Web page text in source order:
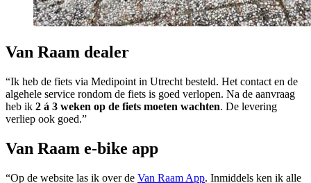
Van Raam dealer
“Ik heb de fiets via Medipoint in Utrecht besteld. Het contact en de
algehele service rondom de fiets is goed verlopen. Na de aanvraag
heb ik 2 á 3 weken op de fiets moeten wachten. De levering
verliep ook goed.”
Van Raam e-bike app
“Op de website las ik over de Van Raam App. Inmiddels ken ik alle